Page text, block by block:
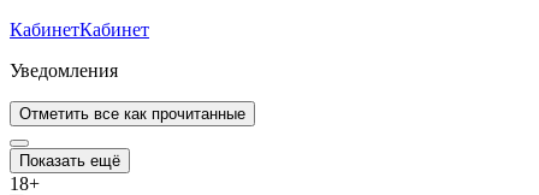
КабинетКабинет
Уведомления
Отметить все как прочитанные
Показать ещё
18+